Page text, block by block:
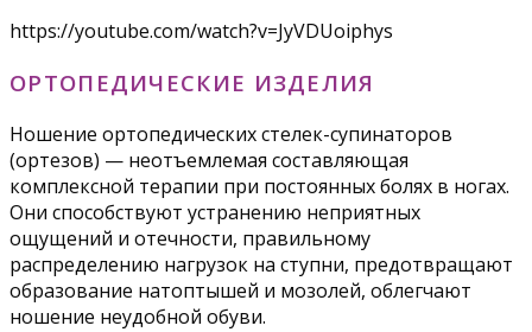
https://youtube.com/watch?v=JyVDUoiphys
ОРТОПЕДИЧЕСКИЕ ИЗДЕЛИЯ
Ношение ортопедических стелек-супинаторов
(ортезов) — неотъемлемая составляющая
комплексной терапии при постоянных болях в ногах.
Они способствуют устранению неприятных
ощущений и отечности, правильному
распределению нагрузок на ступни, предотвращают
образование натоптышей и мозолей, облегчают
ношение неудобной обуви.